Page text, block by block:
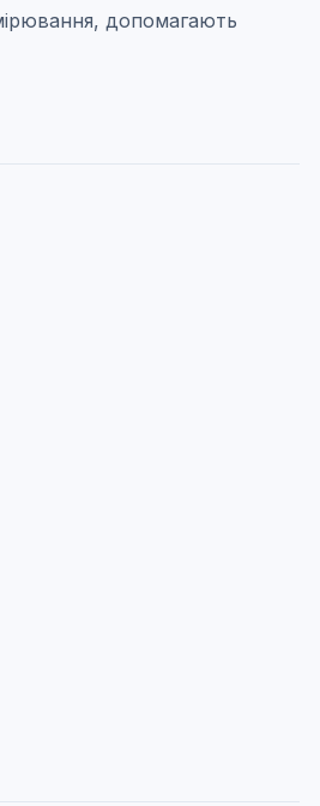
допомагають